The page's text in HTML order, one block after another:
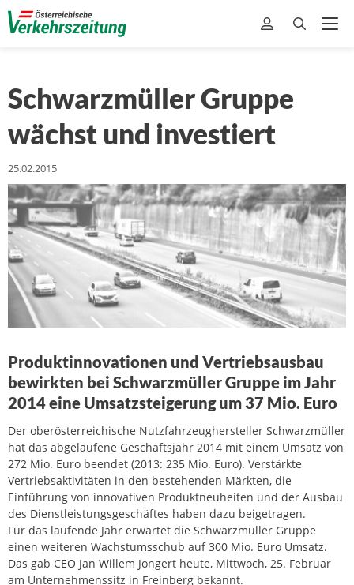
Schwarzmüller Gruppe
wächst und investiert
25.02.2015
Produktinnovationen und Vertriebsausbau
bewirkten bei Schwarzmüller Gruppe im Jahr
2014 eine Umsatzsteigerung um 37 Mio. Euro
Der oberösterreichische Nutzfahrzeughersteller Schwarzmüller
hat das abgelaufene Geschäftsjahr 2014 mit einem Umsatz von
272 Mio. Euro beendet (2013: 235 Mio. Euro). Verstärkte
Vertriebsaktivitäten in den bestehenden Märkten, die
Einführung von innovativen Produktneuheiten und der Ausbau
des Dienstleistungsgeschäftes haben dazu beigetragen.
Für das laufende Jahr erwartet die Schwarzmüller Gruppe
einen weiteren Wachstumsschub auf 300 Mio. Euro Umsatz.
Das gab CEO Jan Willem Jongert heute, Mittwoch, 25. Februar
am Unternehmenssitz in Freinberg bekannt.